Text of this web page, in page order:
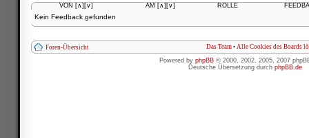
VON [∧] [∨] AM [∧] [∨] ROLLE
Kein Feedback gefunden
Foren-Übersicht Das Team • Alle Cookies des Boards
Powered by phpBB © 2000, 2002, 2005, 2007
Deutsche Übersetzung durch phpBB.de